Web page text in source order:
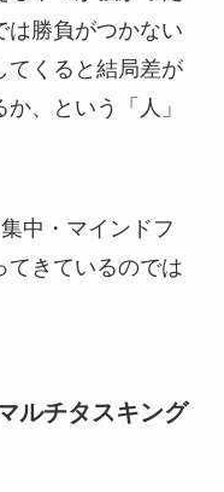
は勝負がつかない
てくると結局差が
、という「人」
中・マインドフ
てきているのでは
ルチタスキング